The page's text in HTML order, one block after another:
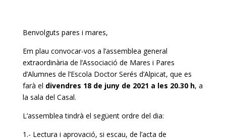
Benvolguts pares i mares,
Em plau convocar-vos a l’assemblea general
extraordinària de l’Associació de Mares i Pares
d’Alumnes de l’Escola Doctor Serés d’Alpicat, que es
farà el divendres 18 de juny de 2021 a les 20.30 h, a
la sala del Casal.
L’assemblea tindrà el següent ordre del dia:
1.- Lectura i aprovació, si escau, de l’acta de